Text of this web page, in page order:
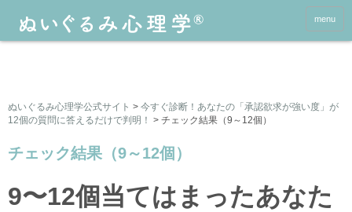
menu
ぬいぐるみ心理学公式サイト > 今すぐ診断！あなたの「承認欲求が強い度」が
12個の質問に答えるだけで判明！ > チェック結果（9～12個）
チェック結果（9～12個）
9〜12個当てはまったあなた